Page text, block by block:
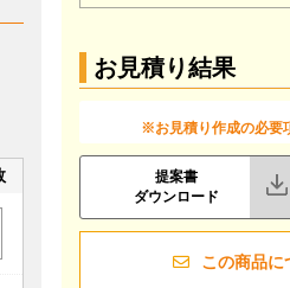
お見積り結果
※お見積り作成の必要
提案書
ダウンロード
この商品に